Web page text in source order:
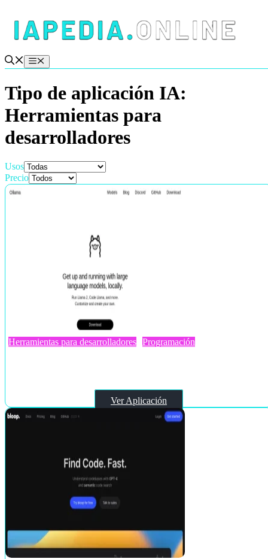
contenido
Menú
Tipo de aplicación IA:
Herramientas para
desarrolladores
Usos
Precio
Herramientas para desarrolladores Programación
Ver Aplicación